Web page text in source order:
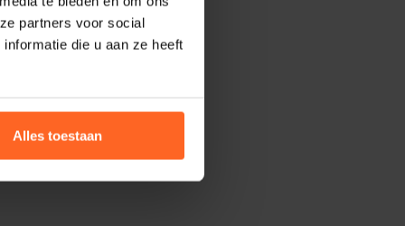
partners voor social
die u aan ze heeft
Alles toestaan